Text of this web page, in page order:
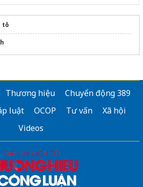
tô
Thương hiệu
Chuyển động 389
luật
OCOP Tư vấn
Xã hội
Videos